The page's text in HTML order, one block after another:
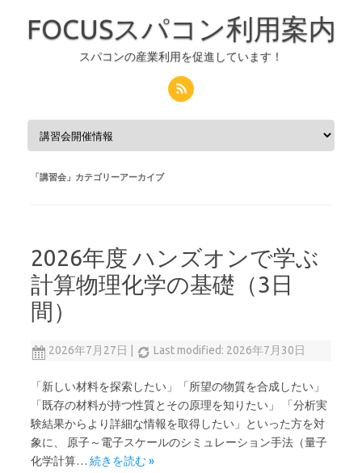
FOCUSスパコン利用案内
スパコンの産業利用を促進しています！
コンテンツへスキップ
「講習会 」カテゴリーアーカイブ
2026年度 ハンズオンで学ぶ
計算物理化学の基礎（3日
間）
2026年7月27日 Last modified: 2026年7月30日
「新しい材料を探索したい」「所望の物質を合成したい」
「既存の材料が持つ性質とその原理を知りたい」 「分析実
験結果からより詳細な情報を取得したい」といった方を対
象に、 原子～電子スケールのシミュレーション手法（量子
化学計算… 続きを読む »